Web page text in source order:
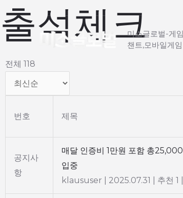
텐
츠
건
뛰
미소글로벌-게
챈트,모바일게
출석체크
전체 118
번호 제목
공지사
항
매달 인증비 1만원 포함 총
입중
klaususer
2025.07.31 추천 1